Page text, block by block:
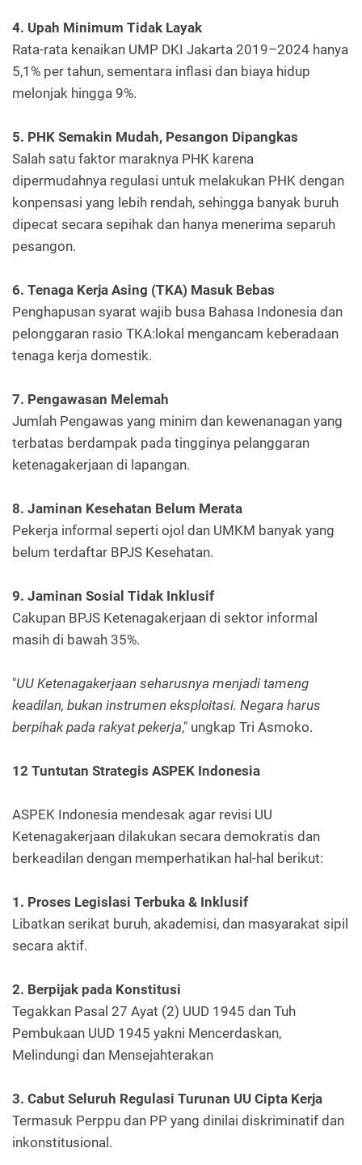
4. Upah Minimum Tidak Layak
Rata-rata kenaikan UMP DKI Jakarta 2019–2024 hanya
5,1% per tahun, sementara inflasi dan biaya hidup
melonjak hingga 9%.
5. PHK Semakin Mudah, Pesangon Dipangkas
Salah satu faktor maraknya PHK karena
dipermudahnya regulasi untuk melakukan PHK dengan
konpensasi yang lebih rendah, sehingga banyak buruh
dipecat secara sepihak dan hanya menerima separuh
pesangon.
6. Tenaga Kerja Asing (TKA) Masuk Bebas
Penghapusan syarat wajib busa Bahasa Indonesia dan
pelonggaran rasio TKA:lokal mengancam keberadaan
tenaga kerja domestik.
7. Pengawasan Melemah
Jumlah Pengawas yang minim dan kewenanagan yang
terbatas berdampak pada tingginya pelanggaran
ketenagakerjaan di lapangan.
8. Jaminan Kesehatan Belum Merata
Pekerja informal seperti ojol dan UMKM banyak yang
belum terdaftar BPJS Kesehatan.
9. Jaminan Sosial Tidak Inklusif
Cakupan BPJS Ketenagakerjaan di sektor informal
masih di bawah 35%.
"UU Ketenagakerjaan seharusnya menjadi tameng
keadilan, bukan instrumen eksploitasi. Negara harus
berpihak pada rakyat pekerja," ungkap Tri Asmoko.
12 Tuntutan Strategis ASPEK Indonesia
ASPEK Indonesia mendesak agar revisi UU
Ketenagakerjaan dilakukan secara demokratis dan
berkeadilan dengan memperhatikan hal-hal berikut:
1. Proses Legislasi Terbuka & Inklusif
Libatkan serikat buruh, akademisi, dan masyarakat sipil
secara aktif.
2. Berpijak pada Konstitusi
Tegakkan Pasal 27 Ayat (2) UUD 1945 dan Tuh
Pembukaan UUD 1945 yakni Mencerdaskan,
Melindungi dan Mensejahterakan
3. Cabut Seluruh Regulasi Turunan UU Cipta Kerja
Termasuk Perppu dan PP yang dinilai diskriminatif dan
inkonstitusional.